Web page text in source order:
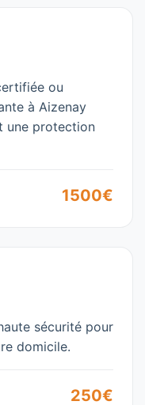
ou
à Aizenay
une protection
1500€
sécurité pour
domicile.
250€